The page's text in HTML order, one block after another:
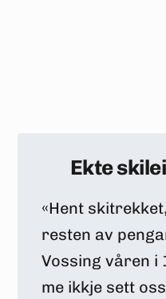
Ekte
«Hent
resten av
Vossing våren i
me ikkje sett